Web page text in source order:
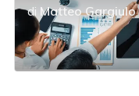
di Matteo Gargiulo